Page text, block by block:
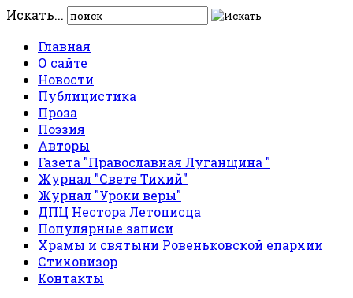
Искать...
Главная
О сайте
Новости
Публицистика
Проза
Поэзия
Авторы
Газета "Православная Луганщина "
Журнал "Свете Тихий"
Журнал "Уроки веры"
ДПЦ Нестора Летописца
Популярные записи
Храмы и святыни Ровеньковской епархии
Стиховизор
Контакты